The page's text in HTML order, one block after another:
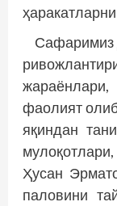
Сафаримиз
фаолият
яқиндан
Ҳусан
паловини